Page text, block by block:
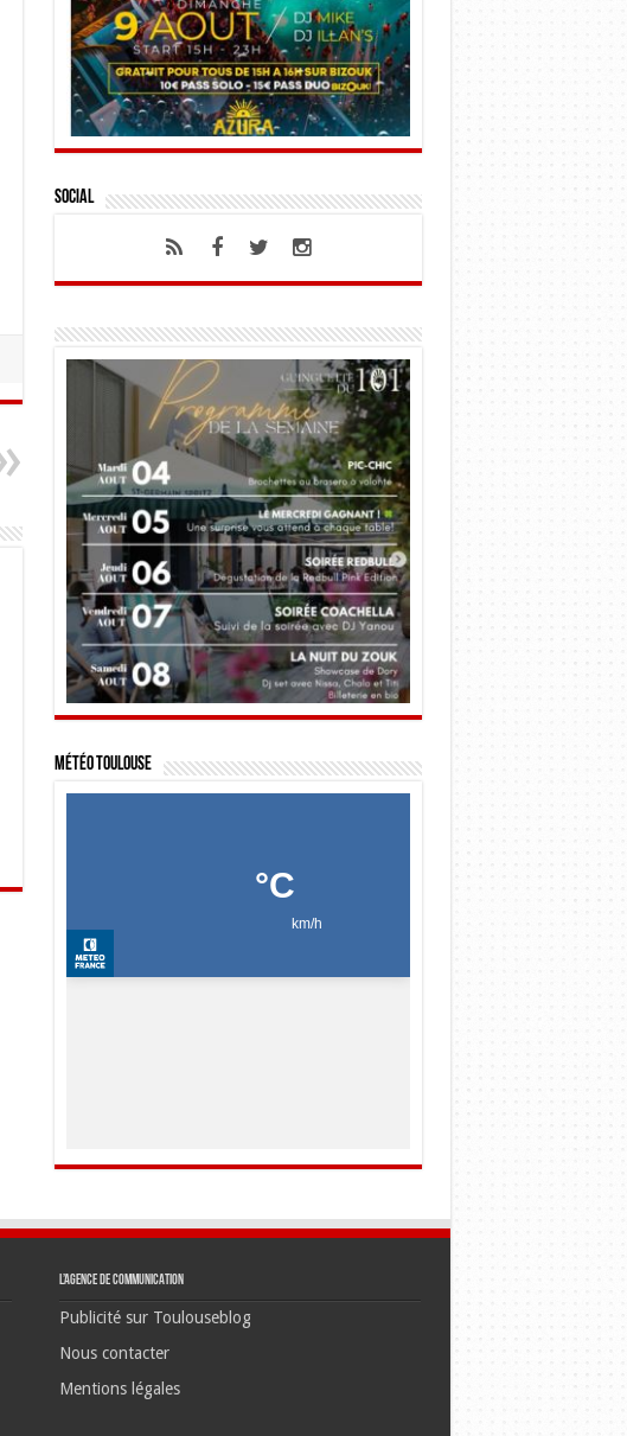
Social
Météo Toulouse
L’agence de communication
Publicité sur Toulouseblog
Nous contacter
Mentions légales